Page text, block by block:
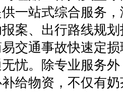
一站式综合服务
案、出行路线规
交通事故快速定
忧。除专业服务
给物资，不仅有